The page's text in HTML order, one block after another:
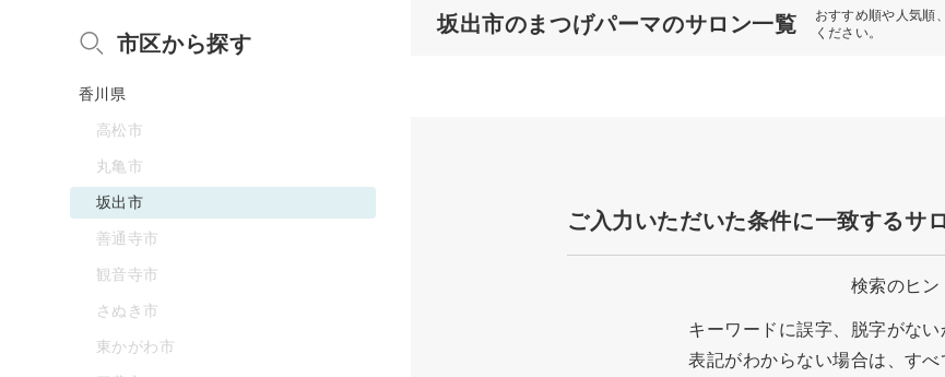
坂出市のまつげパーマのサロン一覧
おすすめ順や人気順
ください。
ご入力いただいた条件に一致するサ
検索のヒン
キーワードに誤字、脱字がない
表記がわからない場合は、す
市区から探す
香川県
高松市
丸亀市
坂出市
善通寺市
観音寺市
さぬき市
東かがわ市